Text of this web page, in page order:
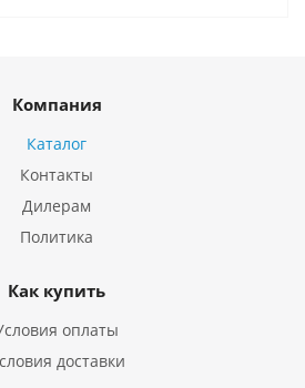
Компания
Каталог
Контакты
Дилерам
Политика
Как купить
оплаты
доставки